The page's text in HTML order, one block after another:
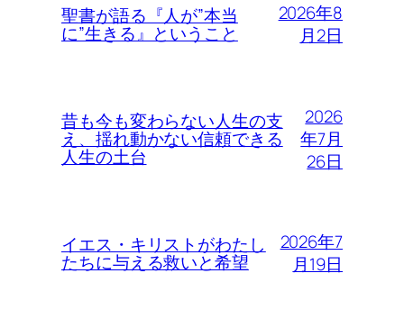
聖書が語る『人が”本当
に”生きる』ということ
2026年8
月2日
昔も今も変わらない人生の支
え、揺れ動かない信頼できる
人生の土台
2026
年7月
26日
イエス・キリストがわたし
たちに与える救いと希望
2026年7
月19日